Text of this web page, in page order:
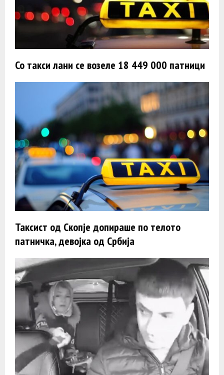
Со такси лани се возеле 18 449 000 патници
Таксист од Скопје допираше по телото
патничка, девојка од Србија